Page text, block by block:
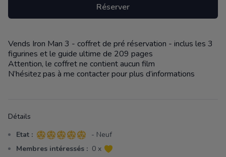
Réserver
Description
Vends Iron Man 3 - coffret de pré réservation - inclus les 3
figurines et le guide ultime de 209 pages
Attention, le coffret ne contient aucun film
N’hésitez pas à me contacter pour plus d’informations
Détails
Etat : 5 sur 5 étoiles
- Neuf
Membres intéressés : 0 x